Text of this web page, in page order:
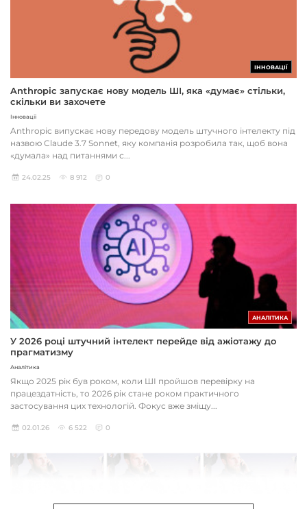
ІННОВАЦІЇ
Anthropic запускає нову модель ШІ, яка «думає» стільки,
скільки ви захочете
Інновації
Anthropic випускає нову передову модель штучного інтелекту під
назвою Claude 3.7 Sonnet, яку компанія розробила так, щоб вона
«думала» над питаннями с...
24.02.25 8 912 0
АНАЛІТИКА
У 2026 році штучний інтелект перейде від ажіотажу до
прагматизму
Аналітика
Якщо 2025 рік був роком, коли ШІ пройшов перевірку на
працездатність, то 2026 рік стане роком практичного
застосування цих технологій. Фокус вже зміщу...
02.01.26 6 522 0